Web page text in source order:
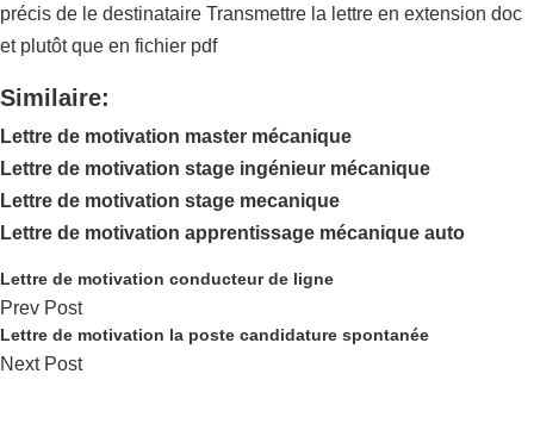
précis de le destinataire Transmettre la lettre en extension doc
et plutôt que en fichier pdf
Similaire:
Lettre de motivation master mécanique
Lettre de motivation stage ingénieur mécanique
Lettre de motivation stage mecanique
Lettre de motivation apprentissage mécanique auto
Lettre de motivation conducteur de ligne
Prev Post
Lettre de motivation la poste candidature spontanée
Next Post